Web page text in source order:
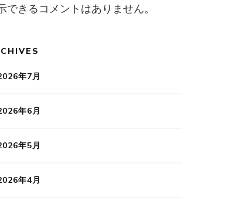
できるコメントはありません。
年7月
年6月
年5月
年4月